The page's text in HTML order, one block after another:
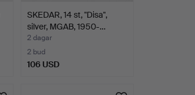
SKEDAR, 14 st, "Disa",
silver, MGAB, 1950-…
2 dagar
2 bud
106 USD